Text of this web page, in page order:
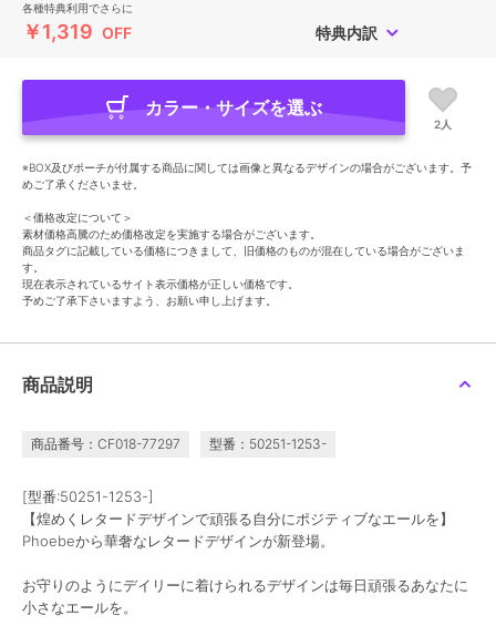
各種特典利用でさらに
￥1,319 OFF 特典内訳
カラー・サイズを選ぶ
2人
※BOX及びポーチが付属する商品に関しては画像と異なるデザインの場合がございます。予
めご了承くださいませ。
＜価格改定について＞
素材価格高騰のため価格改定を実施する場合がございます。
商品タグに記載している価格につきまして、旧価格のものが混在している場合がございま
す。
現在表示されているサイト表示価格が正しい価格です。
予めご了承下さいますよう、お願い申し上げます。
商品説明
商品番号：CF018-77297 型番：50251-1253-
[型番:50251-1253-]
【煌めくレタードデザインで頑張る自分にポジティブなエールを】
Phoebeから華奢なレタードデザインが新登場。
お守りのようにデイリーに着けられるデザインは毎日頑張るあなたに
小さなエールを。